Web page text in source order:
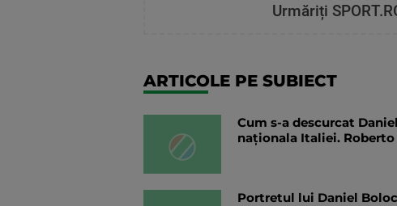
Urmăriți
ARTICOLE PE SUBIECT
Cum s-a descurcat
naționala Italiei.
Portretul lui Daniel